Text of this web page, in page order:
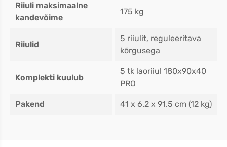
Riiuli maksimaalne
kandevõime
175 kg
Riiulid
5 riiulit, reguleeritava
kõrgusega
Komplekti kuulub
5 tk laoriiul 180x90x40
PRO
Pakend 41 x 6.2 x 91.5 cm (12 kg)